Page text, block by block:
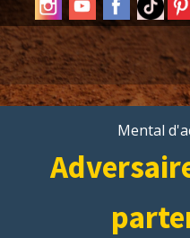
Mental